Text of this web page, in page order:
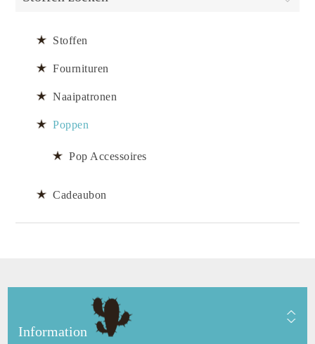
Stoffen
Fournituren
Naaipatronen
Poppen
Pop Accessoires
Cadeaubon
Information